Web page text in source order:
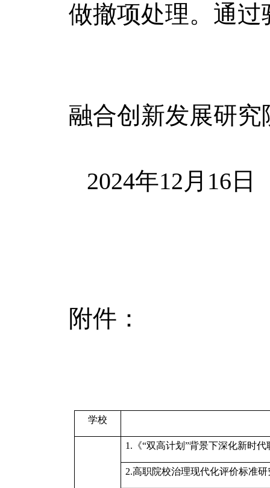
做撤项处理。通
融合创新发展研
2024年12月16日
附件：
学校
1.《“双高计划”背景下深化新时
2.高职院校治理现代化评价标准研